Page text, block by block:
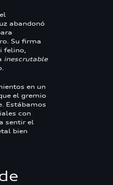
abandonó
Su firma
felino,
inescrutable
en un
el gremio
Estábamos
con
sentir el
bien